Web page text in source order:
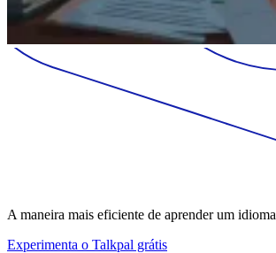
A maneira mais eficiente de aprender um idioma
Experimenta o Talkpal grátis